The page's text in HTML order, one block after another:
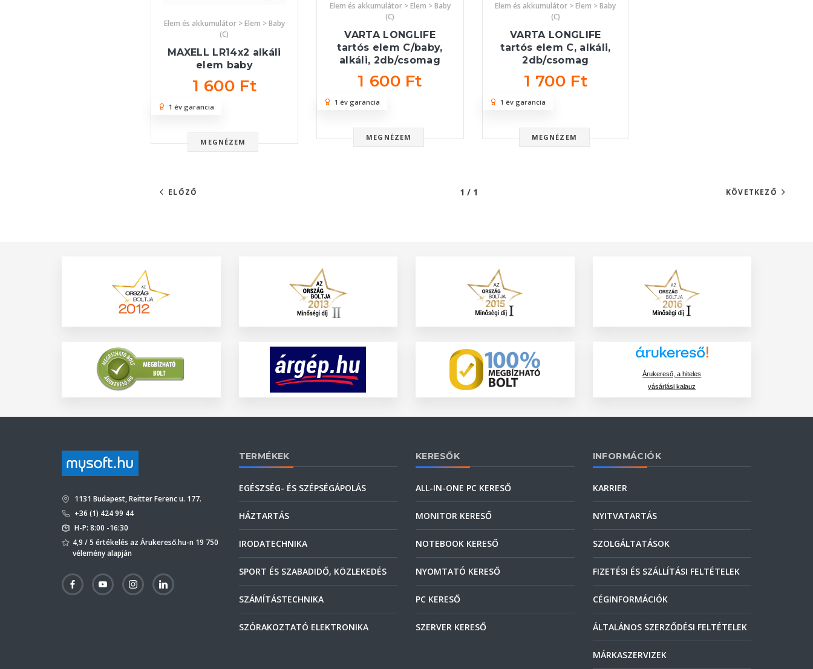
Elem és akkumulátor > Elem > Baby
(C)
MAXELL LR14x2 alkáli
elem baby
1 600 Ft
MEGNÉZEM
1 év garancia
Elem és akkumulátor > Elem > Baby
(C)
VARTA LONGLIFE
tartós elem C/baby,
alkáli, 2db/csomag
1 600 Ft
MEGNÉZEM
1 év garancia
Elem és akkumulátor > Elem > Baby
(C)
VARTA LONGLIFE
tartós elem C, alkáli,
2db/csomag
1 700 Ft
MEGNÉZEM
1 év garancia
ELŐZŐ 1 / 1 KÖVETKEZŐ
Árukereső, a hiteles
vásárlási kalauz
1131 Budapest, Reitter Ferenc u. 177.
+36 (1) 424 99 44
H-P: 8:00 -16:30
4,9 / 5 értékelés az Árukereső.hu-n 19 750
vélemény alapján
TERMÉKEK
EGÉSZSÉG- ÉS SZÉPSÉGÁPOLÁS
HÁZTARTÁS
IRODATECHNIKA
SPORT ÉS SZABADIDŐ, KÖZLEKEDÉS
SZÁMÍTÁSTECHNIKA
SZÓRAKOZTATÓ ELEKTRONIKA
KERESŐK
ALL-IN-ONE PC KERESŐ
MONITOR KERESŐ
NOTEBOOK KERESŐ
NYOMTATÓ KERESŐ
PC KERESŐ
SZERVER KERESŐ
INFORMÁCIÓK
KARRIER
NYITVATARTÁS
SZOLGÁLTATÁSOK
FIZETÉSI ÉS SZÁLLÍTÁSI FELTÉTELEK
CÉGINFORMÁCIÓK
ÁLTALÁNOS SZERZŐDÉSI FELTÉTELEK
MÁRKASZERVIZEK